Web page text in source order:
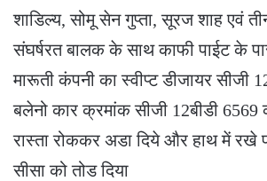
शाडिल्य, सोमू सेन गुप्ता, सूरज शाह एवं
संघर्षरत बालक के साथ काफी पाईट के
मारूती कंपनी का स्वीप्ट डीजायर सीजी
बलेनो कार क्रमांक सीजी 12बीडी 6569
रास्ता रोककर अडा दिये और हाथ में रखे
सीसा को तोड दिया